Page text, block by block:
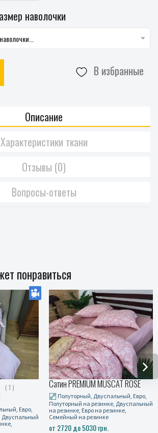
наволочки
В избранные
Описание
Характеристики ткани
Отзывы (0)
Вопросы-ответы
понравиться
( 1 )
Евро,
Двуспальный
Сатин PREMIUM MUSCAT ROSE
Полуторный, Двуспальный, Евро,
Полуторный на резинке, Двуспальный
на резинке, Евро на резинке,
Семейный на резинке
от 2720 до 5030 грн.